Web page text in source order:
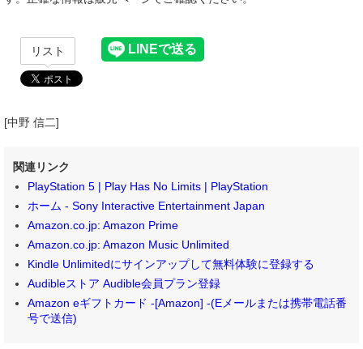
リスト
[中野 信二]
関連リンク
PlayStation 5 | Play Has No Limits | PlayStation
ホーム - Sony Interactive Entertainment Japan
Amazon.co.jp: Amazon Prime
Amazon.co.jp: Amazon Music Unlimited
Kindle Unlimitedにサインアップして無料体験に登録する
Audibleストア Audible会員プラン登録
Amazon eギフトカード -[Amazon] -(Eメールまたは携帯電話番
号で送信)